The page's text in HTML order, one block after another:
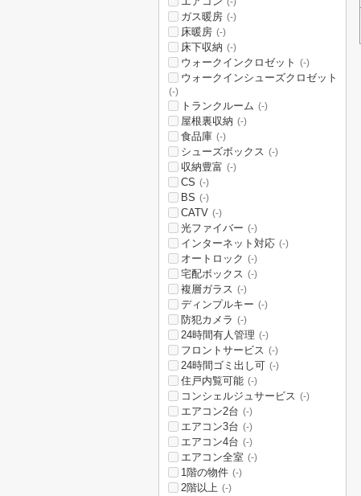
ガス暖房 (-)
床暖房 (-)
床下収納 (-)
ウォークインクロゼット (-)
ウォークインシューズクロゼット
(-)
トランクルーム (-)
屋根裏収納 (-)
食品庫 (-)
シューズボックス (-)
収納豊富 (-)
CS (-)
BS (-)
CATV (-)
光ファイバー (-)
インターネット対応 (-)
オートロック (-)
宅配ボックス (-)
複層ガラス (-)
ディンプルキー (-)
防犯カメラ (-)
24時間有人管理 (-)
フロントサービス (-)
24時間ゴミ出し可 (-)
住戸内覧可能 (-)
コンシェルジュサービス (-)
エアコン2台 (-)
エアコン3台 (-)
エアコン4台 (-)
エアコン全室 (-)
1階の物件 (-)
2階以上 (-)